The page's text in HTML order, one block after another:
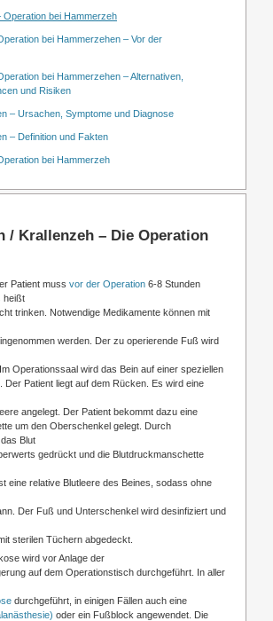
Operation bei Hammerzeh
bei Hammerzehen – Vor der
bei Hammerzehen – Alternativen,
und Risiken
– Ursachen, Symptome und Diagnose
– Definition und Fakten
bei Hammerzeh
/ Krallenzeh – Die Operation
Patient muss vor der Operation 6-8 Stunden
heißt
trinken. Notwendige Medikamente können mit
werden. Der zu operierende Fuß wird
Operationssaal wird das Bein auf einer speziellen
Der Patient liegt auf dem Rücken. Es wird eine
angelegt. Der Patient bekommt dazu eine
um den Oberschenkel gelegt. Durch
Blut
gedrückt und die Blutdruckmanschette
eine relative Blutleere des Beines, sodass ohne
Der Fuß und Unterschenkel wird desinfiziert und
sterilen Tüchern abgedeckt.
wird vor Anlage der
auf dem Operationstisch durchgeführt. In aller
durchgeführt, in einigen Fällen auch eine
oder ein Fußblock angewendet. Die